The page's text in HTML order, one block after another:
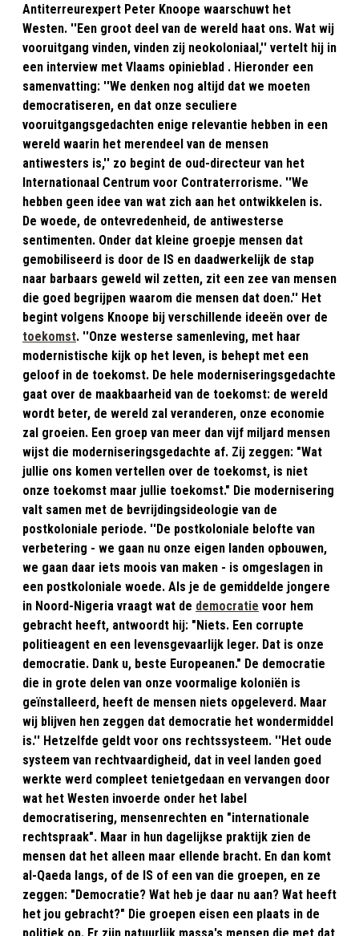
Antiterreurexpert Peter Knoope waarschuwt het
Westen. ''Een groot deel van de wereld haat ons. Wat wij
vooruitgang vinden, vinden zij neokoloniaal,'' vertelt hij in
een interview met Vlaams opinieblad . Hieronder een
samenvatting: ''We denken nog altijd dat we moeten
democratiseren, en dat onze seculiere
vooruitgangsgedachten enige relevantie hebben in een
wereld waarin het merendeel van de mensen
antiwesters is,'' zo begint de oud-directeur van het
Internationaal Centrum voor Contraterrorisme. ''We
hebben geen idee van wat zich aan het ontwikkelen is.
De woede, de ontevredenheid, de antiwesterse
sentimenten. Onder dat kleine groepje mensen dat
gemobiliseerd is door de IS en daadwerkelijk de stap
naar barbaars geweld wil zetten, zit een zee van mensen
die goed begrijpen waarom die mensen dat doen.'' Het
begint volgens Knoope bij verschillende ideeën over de
toekomst. ''Onze westerse samenleving, met haar
modernistische kijk op het leven, is behept met een
geloof in de toekomst. De hele moderniseringsgedachte
gaat over de maakbaarheid van de toekomst: de wereld
wordt beter, de wereld zal veranderen, onze economie
zal groeien. Een groep van meer dan vijf miljard mensen
wijst die moderniseringsgedachte af. Zij zeggen: "Wat
jullie ons komen vertellen over de toekomst, is niet
onze toekomst maar jullie toekomst." Die modernisering
valt samen met de bevrijdingsideologie van de
postkoloniale periode. ''De postkoloniale belofte van
verbetering - we gaan nu onze eigen landen opbouwen,
we gaan daar iets moois van maken - is omgeslagen in
een postkoloniale woede. Als je de gemiddelde jongere
in Noord-Nigeria vraagt wat de democratie voor hem
gebracht heeft, antwoordt hij: "Niets. Een corrupte
politieagent en een levensgevaarlijk leger. Dat is onze
democratie. Dank u, beste Europeanen." De democratie
die in grote delen van onze voormalige koloniën is
geïnstalleerd, heeft de mensen niets opgeleverd. Maar
wij blijven hen zeggen dat democratie het wondermiddel
is.'' Hetzelfde geldt voor ons rechtssysteem. ''Het oude
systeem van rechtvaardigheid, dat in veel landen goed
werkte werd compleet tenietgedaan en vervangen door
wat het Westen invoerde onder het label
democratisering, mensenrechten en "internationale
rechtspraak". Maar in hun dagelijkse praktijk zien de
mensen dat het alleen maar ellende bracht. En dan komt
al-Qaeda langs, of de IS of een van die groepen, en ze
zeggen: "Democratie? Wat heb je daar nu aan? Wat heeft
het jou gebracht?" Die groepen eisen een plaats in de
politiek op. Er zijn natuurlijk massa's mensen die met dat